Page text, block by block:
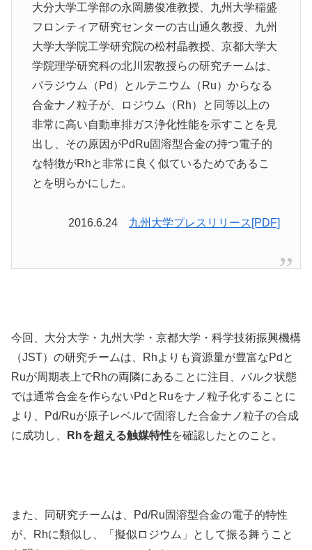
大分大学工学部の永岡勝俊准教授、九州大学稲盛
フロンティア研究センターの古山通久教授、九州
大学大学院工学研究院の松村晶教授、京都大学大
学院理学研究科の北川宏教授らの研究チームは、
パラジウム（Pd）とルテニウム（Ru）からなる
合金ナノ粒子が、ロジウム（Rh）と同等以上の
非常に高い自動車排ガス浄化性能を示すことを見
出し、その原因がPdRu固溶型合金の持つ電子的
な特徴がRhと非常に良く似ているためであるこ
とを明らかにした。
2016.6.24 九州大学プレスリリース[PDF]
今回、大分大学・九州大学・京都大学・科学技術振興機構
（JST）の研究チームは、Rhよりも資源量が豊富なPdと
Ruが周期表上でRhの両隣にあることに注目、バルク状態
では通常合金を作らないPdとRuをナノ粒子化することに
より、Pd/Ruが原子レベルで固溶した合金ナノ粒子の合成
に成功し、
Rhを超える触媒特性を確認したとのこと。
また、同研究チームは、Pd/Ru固溶型合金の電子的特性
が、Rhに類似し、「擬似ロジウム」として振る舞うこと